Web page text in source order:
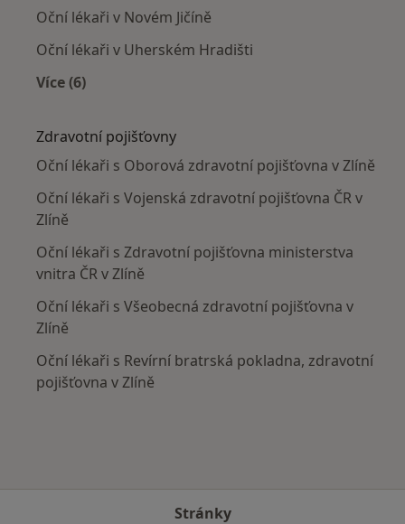
Oční lékaři v Novém Jičíně
Oční lékaři v Uherském Hradišti
Více (6)
Zdravotní pojišťovny
Oční lékaři s Oborová zdravotní pojišťovna v Zlíně
Oční lékaři s Vojenská zdravotní pojišťovna ČR v
Zlíně
Oční lékaři s Zdravotní pojišťovna ministerstva
vnitra ČR v Zlíně
Oční lékaři s Všeobecná zdravotní pojišťovna v
Zlíně
Oční lékaři s Revírní bratrská pokladna, zdravotní
pojišťovna v Zlíně
Stránky